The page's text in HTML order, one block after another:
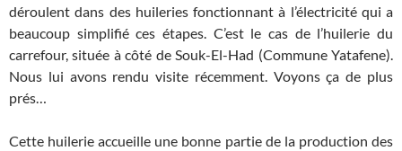
déroulent dans des huileries fonctionnant à l’électricité qui a
beaucoup simplifié ces étapes. C’est le cas de l’huilerie du
carrefour, située à côté de Souk-El-Had (Commune Yatafene).
Nous lui avons rendu visite récemment. Voyons ça de plus
prés…
Cette huilerie accueille une bonne partie de la production des